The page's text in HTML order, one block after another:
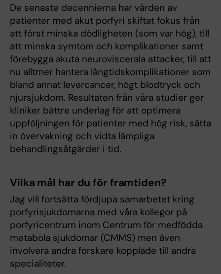
De senaste decennierna har vården av
patienter med akut porfyri skiftat fokus från
att först minska dödligheten (som var hög), till
att minska symtom och komplikationer samt
förebygga akuta neuroviscerala attacker, till att
nu alltmer hantera långtidskomplikationer som
bland annat levercancer, högt blodtryck och
njursjukdom. Resultaten från våra studier ger
kliniker bättre underlag för att optimera
uppföljningen för patienter med hög risk, sätta
in övervakning och vidta lämpliga
behandlingsåtgärder i tid.
Vilka mål har du för framtiden?
Jag vill fortsätta fördjupa samarbetet kring
porfyrisjukdomarna med våra kollegor på
porfyricentrum inom Centrum för medfödda
metabola sjukdomar (CMMS) men även
involvera andra forskare kopplade till andra
specialiteter.